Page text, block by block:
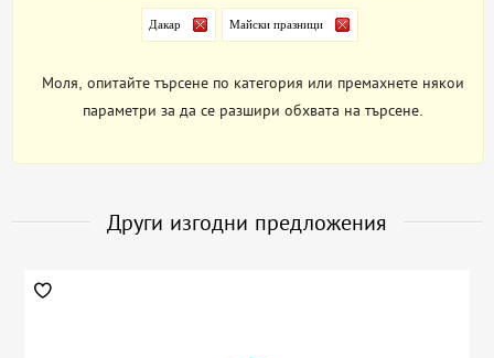
Дакар Майски празници
Моля, опитайте търсене по категория или премахнете някои
параметри за да се разшири обхвата на търсене.
Други изгодни предложения